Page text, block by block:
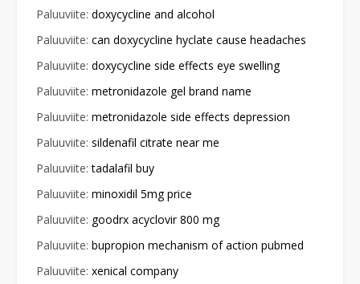
Paluuviite: doxycycline and alcohol
Paluuviite: can doxycycline hyclate cause headaches
Paluuviite: doxycycline side effects eye swelling
Paluuviite: metronidazole gel brand name
Paluuviite: metronidazole side effects depression
Paluuviite: sildenafil citrate near me
Paluuviite:tadalafil buy
Paluuviite: minoxidil 5mg price
Paluuviite: goodrx acyclovir 800 mg
Paluuviite: bupropion mechanism of action pubmed
Paluuviite: xenical company